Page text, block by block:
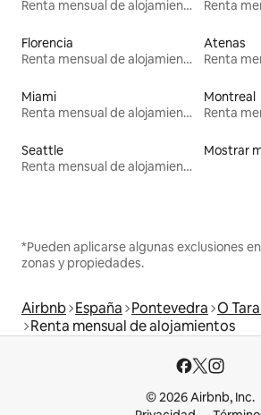
Renta mensual de alojamientos
Florencia
Renta mensual de alojamientos
Atenas
Miami
Renta mensual de alojamientos
Montreal
Seattle
Renta mensual de alojamientos
Mostrar
*Pueden aplicarse algunas exclusiones
zonas y propiedades.
Airbnb España Pontevedra O
Renta mensual de alojamientos
© 2026 Airbnb, Inc.